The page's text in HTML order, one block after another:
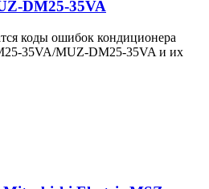
DM25-35VA
коды ошибок кондиционера
35VA/MUZ-DM25-35VA и их